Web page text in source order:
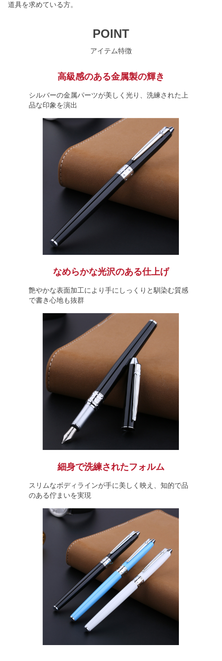
道具を求めている方。
POINT
アイテム特徴
高級感のある金属製の輝き
シルバーの金属パーツが美しく光り、洗練された上
品な印象を演出
なめらかな光沢のある仕上げ
艶やかな表面加工により手にしっくりと馴染む質感
で書き心地も抜群
細身で洗練されたフォルム
スリムなボディラインが手に美しく映え、知的で品
のある佇まいを実現